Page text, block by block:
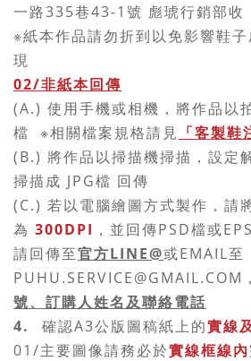
一路335巷43-1號 彪琥行銷部收
※紙本作品請勿折到以免影響鞋
現
02/非紙本回傳
(A.) 使用手機或相機，將作品以
檔 ※相關檔案規格請見 「客製鞋
(B.) 將作品以掃描機掃描，設定
掃描成 JPG檔 回傳
(C.) 若以電腦繪圖方式製作，請
為 300DPI ，並回傳PSD檔或
請回傳至官方LINE@或EMAIL至
PUHU.SERVICE@GMAIL.COM
號、訂購人姓名及聯絡電話
4.
確認A3公版圖稿紙上的實線
01/主要圖像請務必於實線框線內